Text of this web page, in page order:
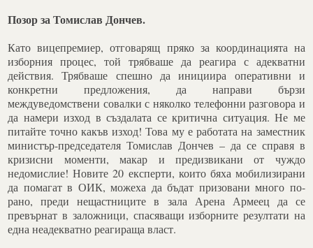
Позор за Томислав Дончев.
Като вицепремиер, отговарящ пряко за координацията на
изборния процес, той трябваше да реагира с адекватни
действия. Трябваше спешно да инициира оперативни и
конкретни предложения, да направи бързи
междуведомствени совалки с няколко телефонни разговора и
да намери изход в създалата се критична ситуация. Не ме
питайте точно какъв изход! Това му е работата на заместник
министър-председателя Томислав Дончев – да се справя в
кризисни моменти, макар и предизвикани от чуждо
недомислие! Новите 20 експерти, които бяха мобилизирани
да помагат в ОИК, можеха да бъдат призовани много по-
рано, преди нещастниците в зала Арена Армеец да се
превърнат в заложници, спасяващи изборните резултати на
една неадекватно реагираща власт.